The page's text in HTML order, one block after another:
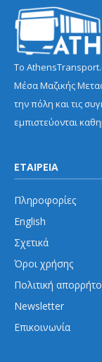
Το
Μέσα Μαζικής
την πόλη και τις
εμπιστεύονται
ΕΤΑΙΡΕΙΑ
Πληροφορίες
English
Σχετικά
Όροι χρήσης
Πολιτική
Newsletter
Επικοινωνία